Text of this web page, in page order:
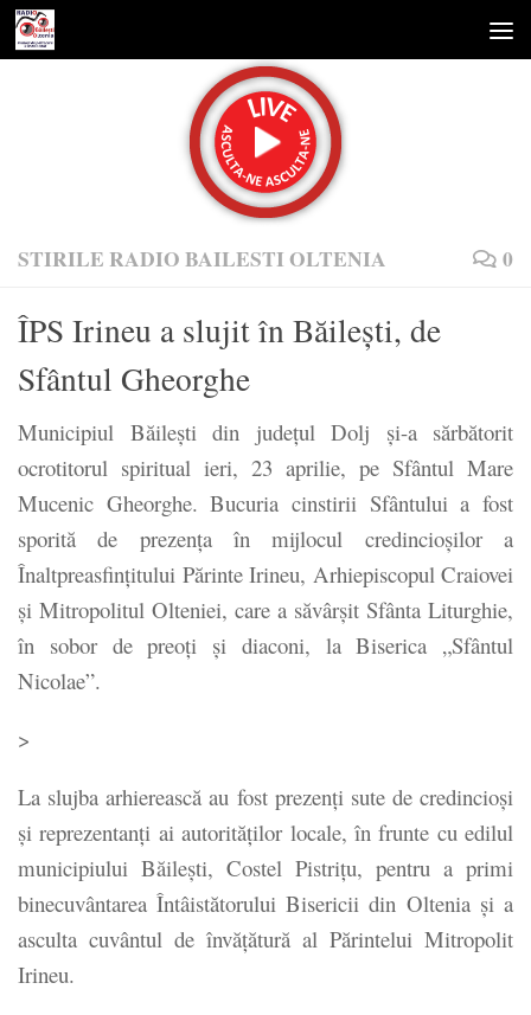
Skip to content
STIRILE RADIO BAILESTI OLTENIA 0
ÎPS Irineu a slujit în Băileşti, de
Sfântul Gheorghe
Municipiul Băileşti din judeţul Dolj şi-a sărbătorit
ocrotitorul spiritual ieri, 23 aprilie, pe Sfântul Mare
Mucenic Gheorghe. Bucuria cinstirii Sfântului a fost
sporită de prezenţa în mijlocul credincioşilor a
Înaltpreasfinţitului Părinte Irineu, Arhiepiscopul Craiovei
şi Mitropolitul Olteniei, care a săvârşit Sfânta Liturghie,
în sobor de preoţi şi diaconi, la Biserica „Sfântul
Nicolae”.
>
La slujba arhierească au fost prezenţi sute de credincioşi
şi reprezentanţi ai autorităţilor locale, în frunte cu edilul
municipiului Băileşti, Costel Pistriţu, pentru a primi
binecuvântarea Întâistătorului Bisericii din Oltenia şi a
asculta cuvântul de învăţătură al Părintelui Mitropolit
Irineu.